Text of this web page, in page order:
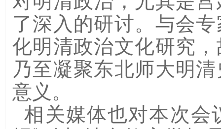
了深入的研讨。与会
化明清政治文化研究
乃至凝聚东北师大明
意义。
相关媒体也对本次会